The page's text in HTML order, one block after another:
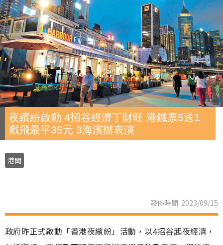
夜繽紛啟動 4招谷經濟丁財旺 港鐵票5送1
戲飛最平35元 3海濱辦表演
港聞
發佈時間: 2023/09/15
政府昨正式啟動「香港夜繽紛」活動，以4招谷起夜經濟，